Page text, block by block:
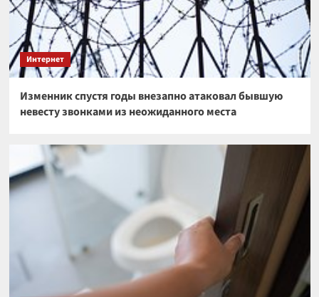
Интернет
Изменник спустя годы внезапно атаковал бывшую
невесту звонками из неожиданного места